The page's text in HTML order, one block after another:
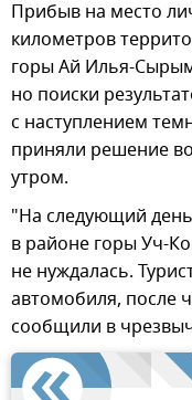
Прибыв на место
километров
горы Ай Илья-
но поиски
с наступлением
приняли решение
утром.
"На следующий
в районе горы Уч-
не нуждалась.
автомобиля, после
сообщили в